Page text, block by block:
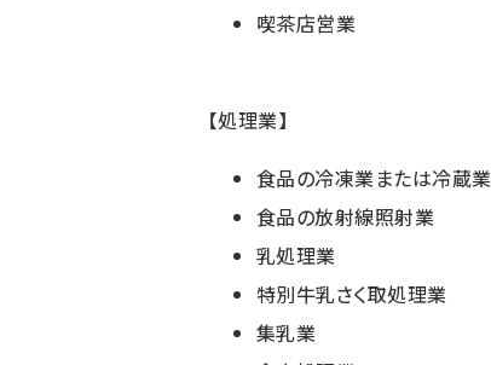
喫茶店営業
【処理業】
食品の冷凍業または冷蔵業
食品の放射線照射業
乳処理業
特別牛乳さく取処理業
集乳業